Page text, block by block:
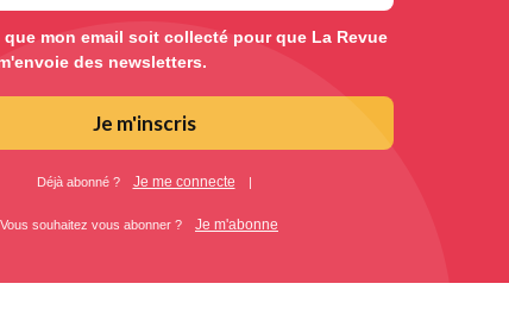
que mon email soit collecté pour que La Revue
des newsletters.
Je m'inscris
Déjà abonné ? Je me connecte |
Vous souhaitez vous abonner ? Je m'abonne